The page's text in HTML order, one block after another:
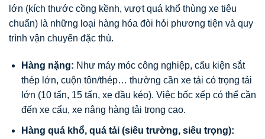
lớn (kích thước cồng kềnh, vượt quá khổ thùng xe tiêu
chuẩn) là những loại hàng hóa đòi hỏi phương tiện và quy
trình vận chuyển đặc thù.
Hàng nặng: Như máy móc công nghiệp, cấu kiện sắt
thép lớn, cuộn tôn/thép… thường cần xe tải có trọng tải
lớn (10 tấn, 15 tấn, xe đầu kéo). Việc bốc xếp có thể cần
đến xe cẩu, xe nâng hàng tải trọng cao.
Hàng quá khổ, quá tải (siêu trường, siêu trọng):